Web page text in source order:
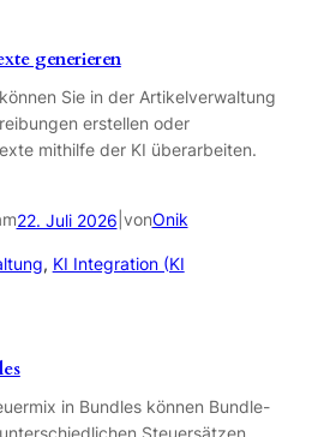
generieren
Sie in der Artikelverwaltung
erstellen oder
mithilfe der KI überarbeiten.
22. Juli 2026 vonOnik
, KI Integration (KI
in Bundles können Bundle-